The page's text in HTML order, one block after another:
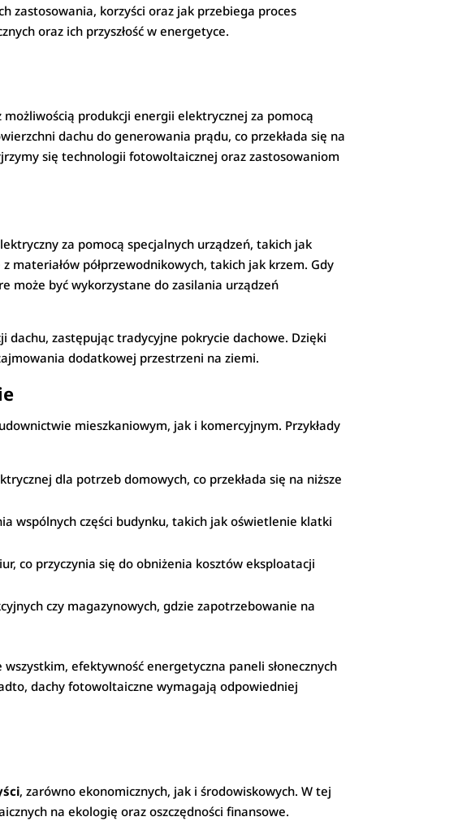
zastosowania, korzyści oraz jak przebiega proces
oraz ich przyszłość w energetyce.
produkcji energii elektrycznej za pomocą
dachu do generowania prądu, co przekłada się na
się technologii fotowoltaicznej oraz zastosowaniom
za pomocą specjalnych urządzeń, takich jak
materiałów półprzewodnikowych, takich jak krzem. Gdy
może być wykorzystane do zasilania urządzeń
dachu, zastępując tradycyjne pokrycie dachowe. Dzięki
dodatkowej przestrzeni na ziemi.
mieszkaniowym, jak i komercyjnym. Przykłady
dla potrzeb domowych, co przekłada się na niższe
wspólnych części budynku, takich jak oświetlenie klatki
co przyczynia się do obniżenia kosztów eksploatacji
czy magazynowych, gdzie zapotrzebowanie na
efektywność energetyczna paneli słonecznych
dachy fotowoltaiczne wymagają odpowiedniej
, zarówno ekonomicznych, jak i środowiskowych. W tej
na ekologię oraz oszczędności finansowe.